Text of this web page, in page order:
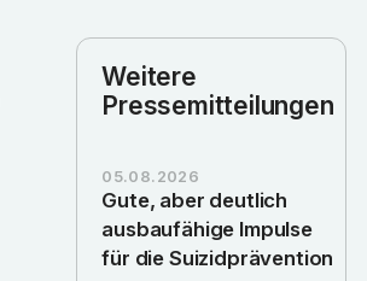
Weitere
Pressemitteilungen
05.08.2026
Gute, aber deutlich
ausbaufähige Impulse
für die Suizidprävention